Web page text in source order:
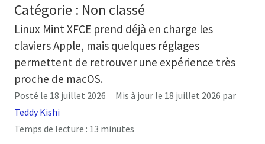
Catégorie : Non classé
Linux Mint XFCE prend déjà en charge les
claviers Apple, mais quelques réglages
permettent de retrouver une expérience très
proche de macOS.
Posté le 18 juillet 2026 Mis à jour le 18 juillet 2026 par
Teddy Kishi
Temps de lecture : 13 minutes